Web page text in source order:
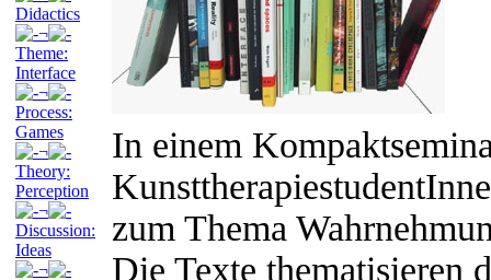
Didactics
¬
Theme:
Interface
¬
Process:
Games
¬
Theory:
Perception
¬
Discussion:
Ideas
¬
In einem
zum Thema
Die Texte thematisieren